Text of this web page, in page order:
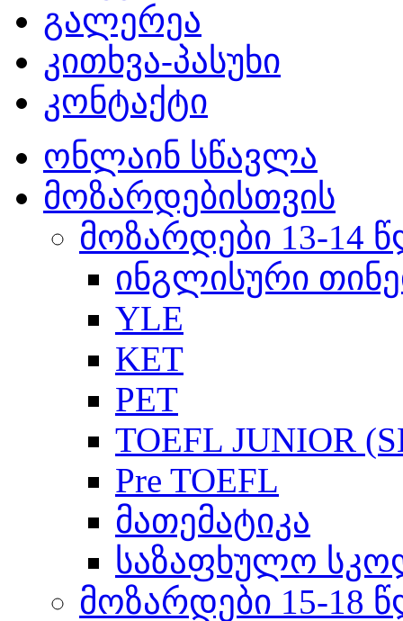
გალერეა
კითხვა-პასუხი
კონტაქტი
ონლაინ სწავლა
მოზარდებისთვის
მოზარდები 13-14
ინგლისური
YLE
KET
PET
TOEFL JUNIOR
Pre TOEFL
მათემატიკა
საზაფხულო
მოზარდები 15-18